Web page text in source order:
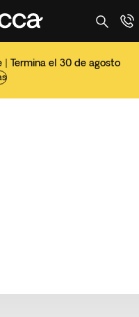
Termina el 30 de agosto